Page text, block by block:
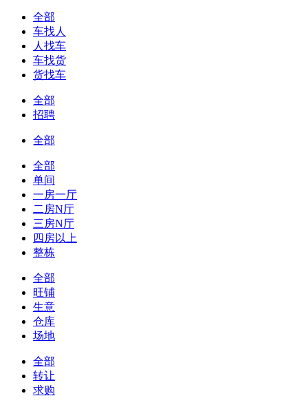
全部
车找人
人找车
车找货
货找车
全部
招聘
全部
全部
单间
一房一厅
二房N厅
三房N厅
四房以上
整栋
全部
旺铺
生意
仓库
场地
全部
转让
求购